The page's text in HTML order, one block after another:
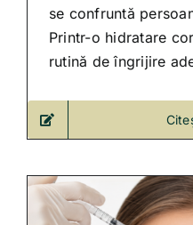
se confruntă
Printr-o hidratare
rutină de îngrijire